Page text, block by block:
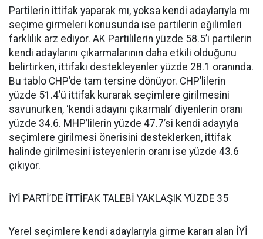
Partilerin ittifak yaparak mı, yoksa kendi adaylarıyla mı
seçime girmeleri konusunda ise partilerin eğilimleri
farklılık arz ediyor. AK Partililerin yüzde 58.5’i partilerin
kendi adaylarını çıkarmalarının daha etkili olduğunu
belirtirken, ittifakı destekleyenler yüzde 28.1 oranında.
Bu tablo CHP’de tam tersine dönüyor. CHP’lilerin
yüzde 51.4’ü ittifak kurarak seçimlere girilmesini
savunurken, ‘kendi adayını çıkarmalı’ diyenlerin oranı
yüzde 34.6. MHP’lilerin yüzde 47.7’si kendi adayıyla
seçimlere girilmesi önerisini desteklerken, ittifak
halinde girilmesini isteyenlerin oranı ise yüzde 43.6
çıkıyor.
İYİ PARTİ’DE İTTİFAK TALEBİ YAKLAŞIK YÜZDE 35
Yerel seçimlere kendi adaylarıyla girme kararı alan İYİ